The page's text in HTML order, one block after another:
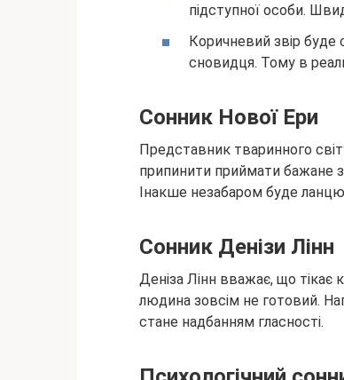
підступної особи.
Коричневий звір
сновидця. Тому в
Сонник Нової Ери
Представник тваринного
припинити приймати бажане
Інакше незабаром буде
Сонник Денізи Лінн
Деніза Лінн вважає, що тікає
людина зовсім не готовий.
стане надбанням гласності.